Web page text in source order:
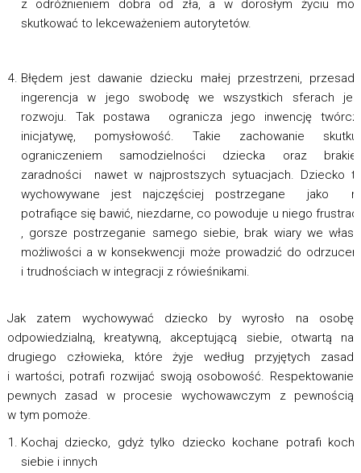
z odróżnieniem dobra od zła, a w dorosłym życiu
skutkować to lekceważeniem autorytetów.
Błędem jest dawanie dziecku małej przestrzeni,
ingerencja w jego swobodę we wszystkich sferach
rozwoju. Tak postawa ogranicza jego inwencję
inicjatywę, pomysłowość. Takie zachowanie
ograniczeniem samodzielności dziecka oraz
zaradności nawet w najprostszych sytuacjach. Dziecko
wychowywane jest najczęściej postrzegane jako
potrafiące się bawić, niezdarne, co powoduje u niego
, gorsze postrzeganie samego siebie, brak wiary we
możliwości a w konsekwencji może prowadzić do
i trudnościach w integracji z rówieśnikami.
Jak zatem wychowywać dziecko by wyrosło na osobę
odpowiedzialną, kreatywną, akceptującą siebie, otwartą na
drugiego człowieka, które żyje według przyjętych zasad
i wartości, potrafi rozwijać swoją osobowość. Respektowanie
pewnych zasad w procesie wychowawczym z pewnością
w tym pomoże.
Kochaj dziecko, gdyż tylko dziecko kochane potrafi
siebie i innych